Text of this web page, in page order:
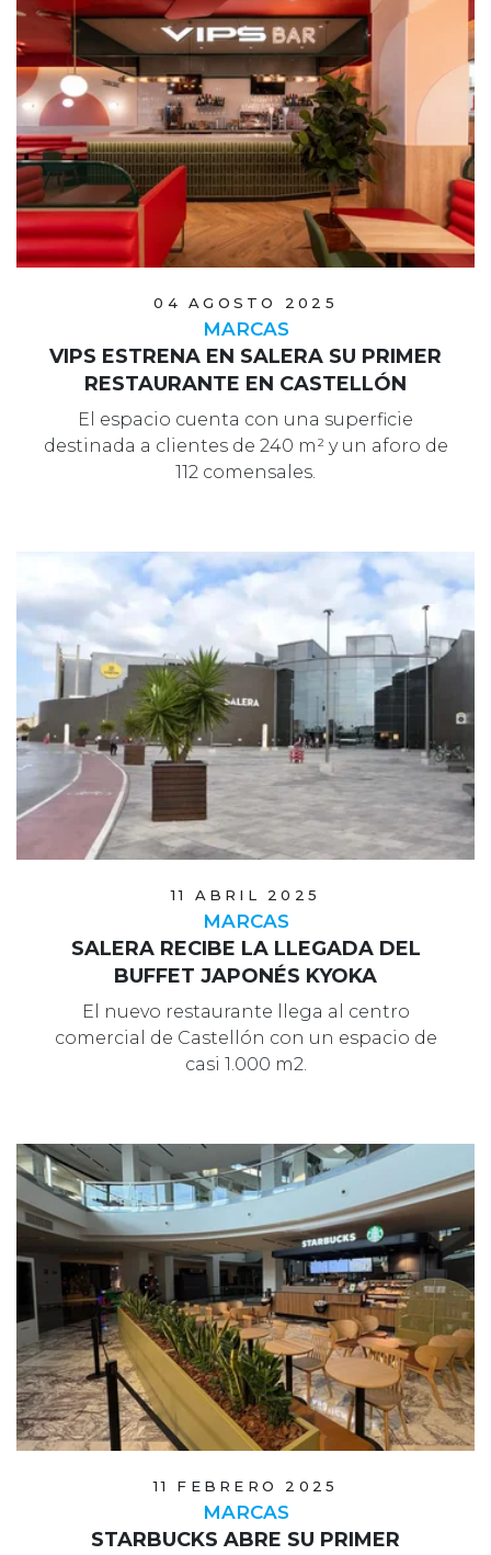
04 AGOSTO 2025
MARCAS
VIPS ESTRENA EN SALERA SU PRIMER
RESTAURANTE EN CASTELLÓN
El espacio cuenta con una superficie
destinada a clientes de 240 m² y un aforo de
112 comensales.
11 ABRIL 2025
MARCAS
SALERA RECIBE LA LLEGADA DEL
BUFFET JAPONÉS KYOKA
El nuevo restaurante llega al centro
comercial de Castellón con un espacio de
casi 1.000 m2.
11 FEBRERO 2025
MARCAS
STARBUCKS ABRE SU PRIMER